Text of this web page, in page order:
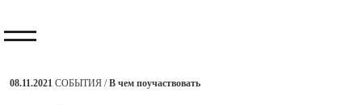
08.11.2021 СОБЫТИЯ /В чем поучаствовать